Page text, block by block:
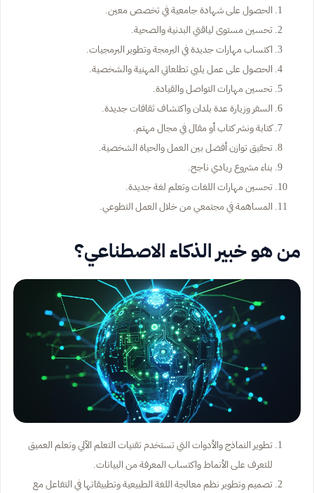
الحصول على شهادة جامعية في تخصص معين.
تحسين مستوى لياقتي البدنية والصحية.
اكتساب مهارات جديدة في البرمجة وتطوير البرمجيات.
الحصول على عمل يلبي تطلعاتي المهنية والشخصية.
تحسين مهارات التواصل والقيادة.
السفر وزيارة عدة بلدان واكتشاف ثقافات جديدة.
كتابة ونشر كتاب أو مقال في مجال مهتم.
تحقيق توازن أفضل بين العمل والحياة الشخصية.
بناء مشروع ريادي ناجح.
تحسين مهارات اللغات وتعلم لغة جديدة.
المساهمة في مجتمعي من خلال العمل التطوعي.
من هو خبير الذكاء الاصطناعي؟
تطوير النماذج والأدوات التي تستخدم تقنيات التعلم الآلي وتعلم العميق
للتعرف على الأنماط واكتساب المعرفة من البيانات.
تصميم وتطوير نظم معالجة اللغة الطبيعية وتطبيقاتها في التفاعل مع